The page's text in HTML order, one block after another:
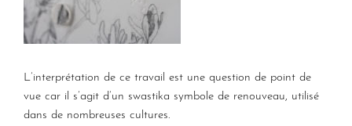
L’interprétation de ce travail est une question de point de
vue car il s’agit d’un swastika symbole de renouveau, utilisé
dans de nombreuses cultures.